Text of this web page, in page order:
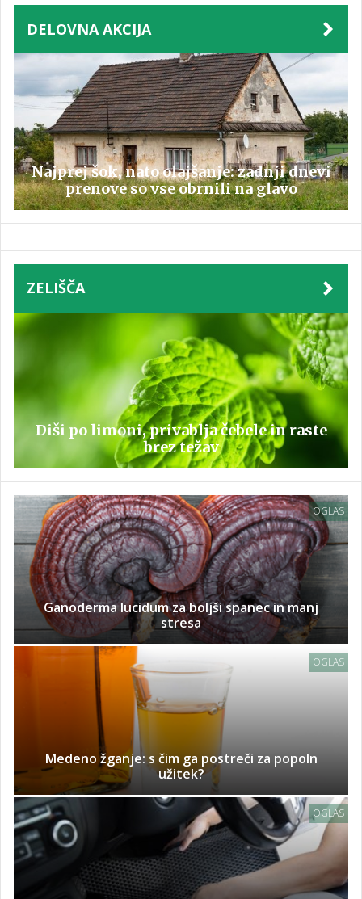
DELOVNA AKCIJA
Najprej šok, nato olajšanje: zadnji dnevi
prenove so vse obrnili na glavo
ZELIŠČA
Diši po limoni, privablja čebele in raste
brez težav
OGLAS
Ganoderma lucidum za boljši spanec in manj
stresa
OGLAS
Medeno žganje: s čim ga postreči za popoln
užitek?
OGLAS